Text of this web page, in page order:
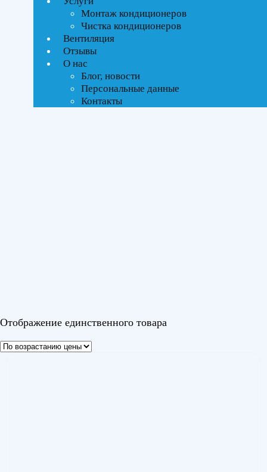
Монтаж кондиционеров
Чистка кондиционеров
Вентиляция
Отзывы
О нас
Блог, новости
Персональные данные
Контакты
Инверторное
Haier(1)
Отображение единственного товара